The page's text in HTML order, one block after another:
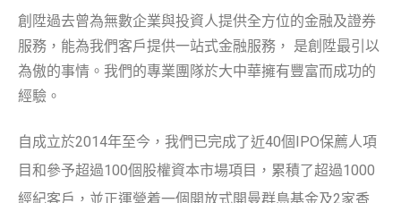
創陞過去曾為無數企業與投資人提供全方位的金融及證券
服務，能為我們客戶提供一站式金融服務， 是創陞最引以
為傲的事情。我們的專業團隊於大中華擁有豐富而成功的
經驗。
自成立於2014年至今，我們已完成了近40個IPO保薦人項
目和參予超過100個股權資本市場項目，累積了超過1000
經紀客戶，並正運營着一個開放式開曼群島基金及2家香